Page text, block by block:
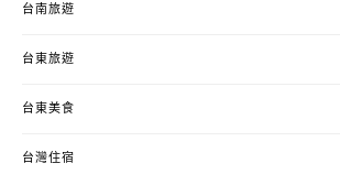
台南旅遊
台東旅遊
台東美食
台灣住宿